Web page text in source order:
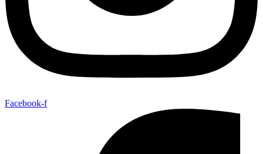
Facebook-f